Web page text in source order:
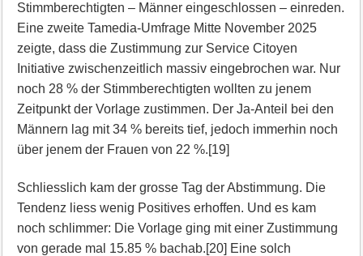
Stimmberechtigten – Männer eingeschlossen – einreden.
Eine zweite Tamedia-Umfrage Mitte November 2025
zeigte, dass die Zustimmung zur Service Citoyen
Initiative zwischenzeitlich massiv eingebrochen war. Nur
noch 28 % der Stimmberechtigten wollten zu jenem
Zeitpunkt der Vorlage zustimmen. Der Ja-Anteil bei den
Männern lag mit 34 % bereits tief, jedoch immerhin noch
über jenem der Frauen von 22 %.[19]
Schliesslich kam der grosse Tag der Abstimmung. Die
Tendenz liess wenig Positives erhoffen. Und es kam
noch schlimmer: Die Vorlage ging mit einer Zustimmung
von gerade mal 15.85 % bachab.[20] Eine solch